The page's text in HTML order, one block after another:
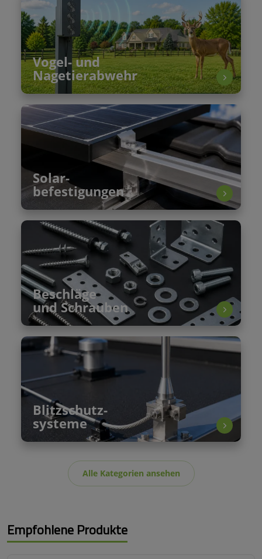
Vogel- und
Nagetierabwehr
Solar-
befestigungen
Beschläge
und Schrauben
Blitzschutz-
systeme
Alle Kategorien ansehen
Empfohlene Produkte